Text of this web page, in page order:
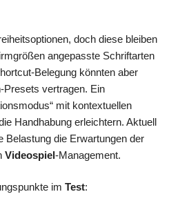
doch diese bleiben
angepasste Schriftarten
Belegung könnten aber
Presets vertragen. Ein
mit kontextuellen
Handhabung erleichtern. Aktuell
Belastung die Erwartungen der
Videospiel-Management.
im Test: